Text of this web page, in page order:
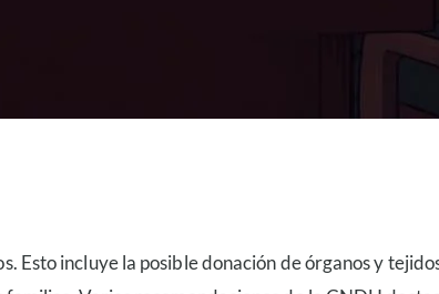
incluye la posible donación de órganos y